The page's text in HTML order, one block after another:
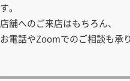
す。
店舗へのご来店はもちろん、
お電話やZoomでのご相談も承